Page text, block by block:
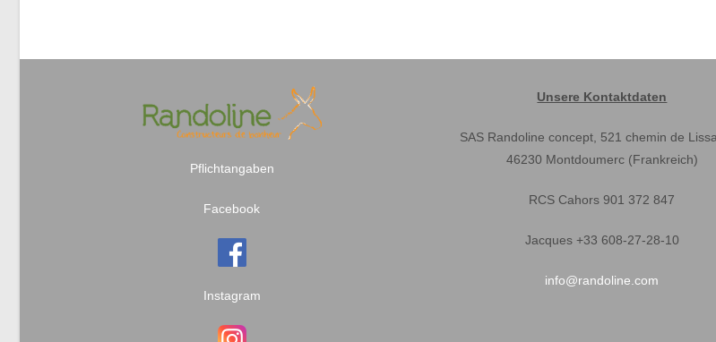
Pflichtangaben
Facebook
Instagram
Unsere Kontaktdaten
SAS Randoline concept, 521 chemin de
46230 Montdoumerc (Frankreich)
RCS Cahors 901 372 847
Jacques +33 608-27-28-10
info@randoline.com